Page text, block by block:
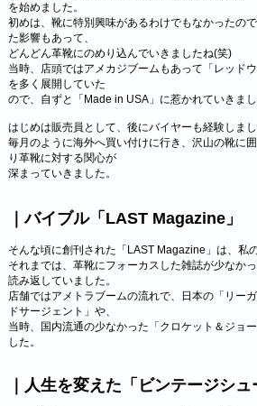
を始めました。
初めは、靴に特別興味があるわけでもなかったの
た影響もあって、
どんどん革靴にのめり込んでいきましたね(笑)
当時、店頭ではアメカジブームもあって「レッド
を多く展開していた
ので、自ずと「Made in USA」に惹かれていきまし
はじめは販売員として、後にバイヤーも経験しまし
毎月のように海外へ買い付けに行き、沢山の靴に
り革靴に対する関心が
深まっていきました。
｜バイブル「LAST Magazine」
そんな頃に創刊された「LAST Magazine」は、私
それまでは、革靴にフォーカスした雑誌が少なか
読み返していました。
店舗ではアメトラブームの流れで、日本の「リー
ドサージェント」や、
当時、国内流通の少なかった「クロケット＆ジョ
した。
｜人生を変えた「ビンテージシ